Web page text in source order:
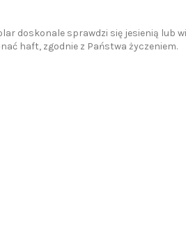
doskonale sprawdzi się jesienią lub
haft, zgodnie z Państwa życzeniem.